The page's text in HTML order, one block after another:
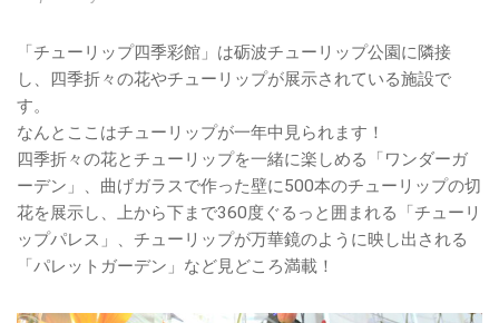
「チューリップ四季彩館」は砺波チューリップ公園に隣接
し、四季折々の花やチューリップが展示されている施設で
す。
なんとここはチューリップが一年中見られます！
四季折々の花とチューリップを一緒に楽しめる「ワンダーガ
ーデン」、曲げガラスで作った壁に500本のチューリップの切
花を展示し、上から下まで360度ぐるっと囲まれる「チューリ
ップパレス」、チューリップが万華鏡のように映し出される
「パレットガーデン」など見どころ満載！